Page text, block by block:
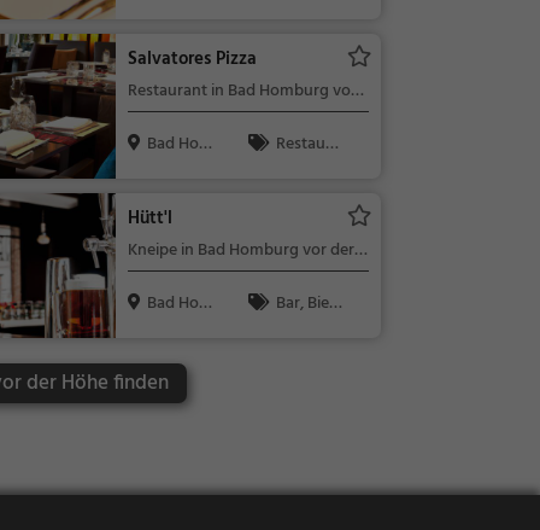
sen
Salvatores Pizza
Restaurant in Bad Homburg vor
der Höhe
Bad Homb
Restaura
Hütt'l
Kneipe in Bad Homburg vor der
Höhe
Bad Homb
Bar, Bier,
der Höhe finden